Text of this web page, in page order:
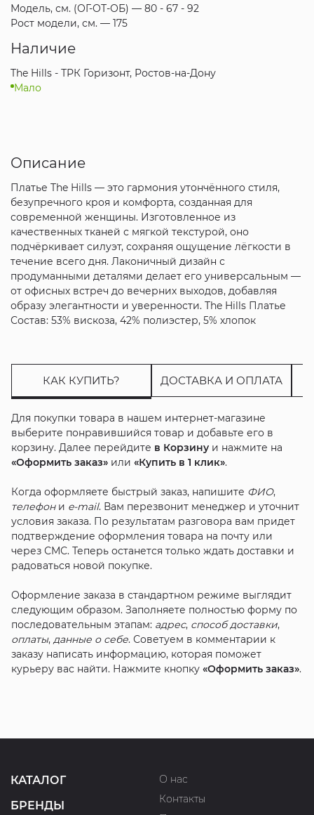
Модель, см. (ОГ-ОТ-ОБ) — 80 - 67 - 92
Рост модели, см. — 175
Наличие
The Hills - ТРК Горизонт, Ростов-на-Дону
Мало
Описание
Платье The Hills — это гармония утончённого стиля,
безупречного кроя и комфорта, созданная для
современной женщины. Изготовленное из
качественных тканей с мягкой текстурой, оно
подчёркивает силуэт, сохраняя ощущение лёгкости в
течение всего дня. Лаконичный дизайн с
продуманными деталями делает его универсальным —
от офисных встреч до вечерних выходов, добавляя
образу элегантности и уверенности. The Hills Платье
Состав: 53% вискоза, 42% полиэстер, 5% хлопок
КАК КУПИТЬ? ДОСТАВКА И ОПЛАТА
Для покупки товара в нашем интернет-магазине
выберите понравившийся товар и добавьте его в
корзину. Далее перейдите в Корзинуи нажмите на
«Оформить заказ»или «Купить в 1 клик».
Когда оформляете быстрый заказ, напишите ФИО,
телефони e-mail. Вам перезвонит менеджер и уточнит
условия заказа. По результатам разговора вам придет
подтверждение оформления товара на почту или
через СМС. Теперь останется только ждать доставки и
радоваться новой покупке.
Оформление заказа в стандартном режиме выглядит
следующим образом. Заполняете полностью форму по
последовательным этапам: адрес, способ доставки,
оплаты, данные о себе. Советуем в комментарии к
заказу написать информацию, которая поможет
курьеру вас найти. Нажмите кнопку «Оформить заказ».
КАТАЛОГ
БРЕНДЫ
О нас
Контакты